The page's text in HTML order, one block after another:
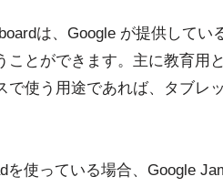
は、Google が提供して
ことができます。主に教育用
で使う用途であれば、タブレ
を使っている場合、Google